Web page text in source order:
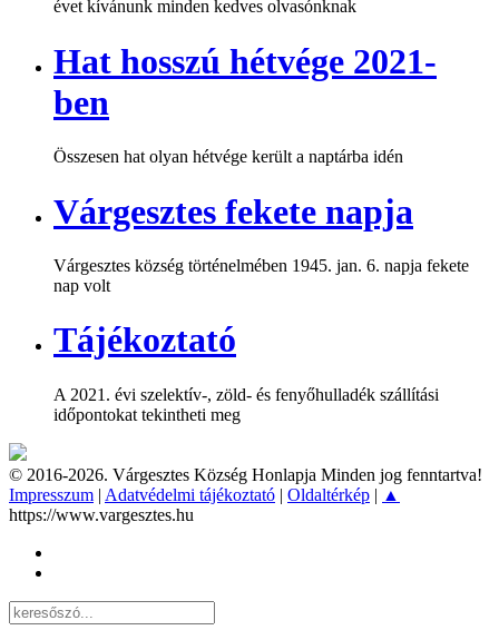
évet kívánunk minden kedves olvasónknak
Hat hosszú hétvége 2021-
ben
Összesen hat olyan hétvége került a naptárba idén
Várgesztes fekete napja
Várgesztes község történelmében 1945. jan. 6. napja fekete
nap volt
Tájékoztató
A 2021. évi szelektív-, zöld- és fenyőhulladék szállítási
időpontokat tekintheti meg
© 2016-2026. Várgesztes Község Honlapja Minden jog fenntartva!
Impresszum | Adatvédelmi tájékoztató | Oldaltérkép | ▲
https://www.vargesztes.hu